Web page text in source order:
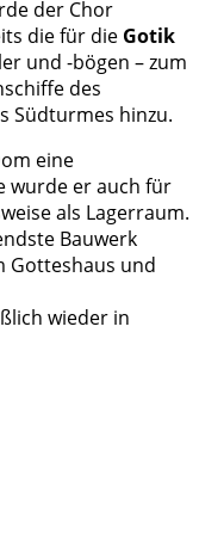
der Chor
die für die Gotik
und -bögen – zum
des
Südturmes hinzu.
eine
wurde er auch für
als Lagerraum.
Bauwerk
Gotteshaus und
wieder in